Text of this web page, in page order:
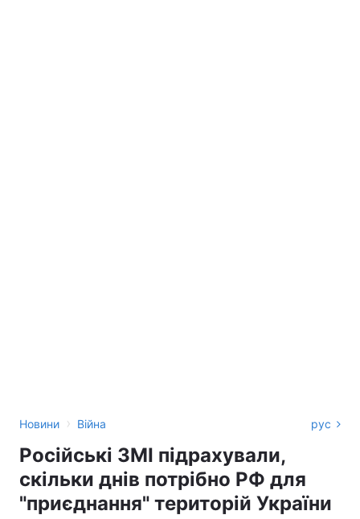
Новини › Війна рус
Російські ЗМІ підрахували,
скільки днів потрібно РФ для
"приєднання" територій України